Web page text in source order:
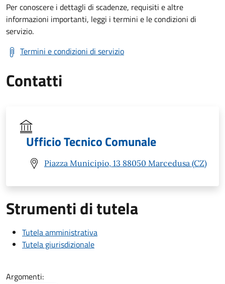
Per conoscere i dettagli di scadenze, requisiti e altre
informazioni importanti, leggi i termini e le condizioni di
servizio.
Termini e condizioni di servizio
Contatti
Ufficio Tecnico Comunale
Piazza Municipio, 13 88050 Marcedusa (CZ)
Strumenti di tutela
Tutela amministrativa
Tutela giurisdizionale
Argomenti: